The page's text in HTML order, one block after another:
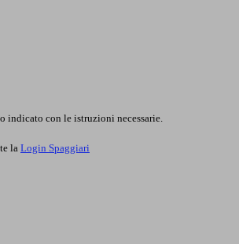
indicato con le istruzioni necessarie.
la Login Spaggiari